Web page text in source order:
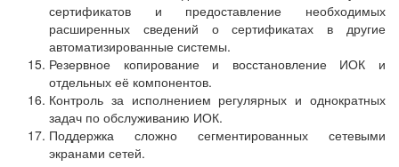
сертификатов и предоставление необходимых
расширенных сведений о сертификатах в другие
автоматизированные системы.
Резервное копирование и восстановление ИОК и
отдельных её компонентов.
Контроль за исполнением регулярных и однократных
задач по обслуживанию ИОК.
Поддержка сложно сегментированных сетевыми
экранами сетей.